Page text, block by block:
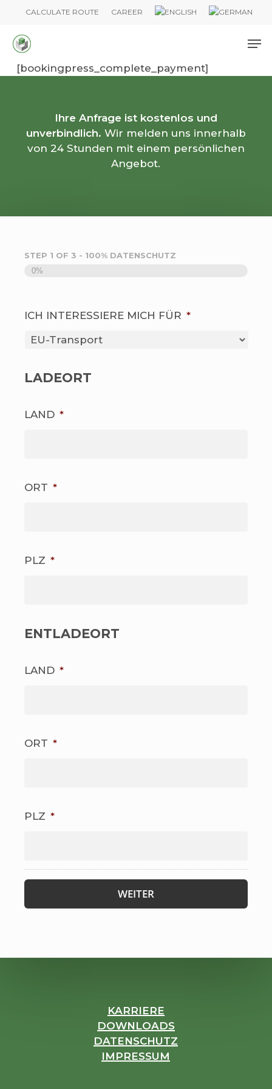
main
content
CALCULATE ROUTE CAREER
[bookingpress_complete_payment]
Ihre Anfrage ist kostenlos und
unverbindlich. Wir melden uns innerhalb
von 24 Stunden mit einem persönlichen
Angebot.
STEP 1 OF 3 - 100% DATENSCHUTZ
0%
ICH INTERESSIERE MICH FÜR *
LADEORT
LAND *
ORT *
PLZ *
ENTLADEORT
LAND *
ORT *
PLZ *
KARRIERE
DOWNLOADS
DATENSCHUTZ
IMPRESSUM